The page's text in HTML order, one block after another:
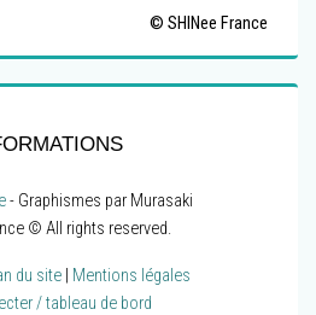
© SHINee France
- Graphismes par Murasaki
© All rights reserved.
du site| Mentions légales
/ tableau de bord